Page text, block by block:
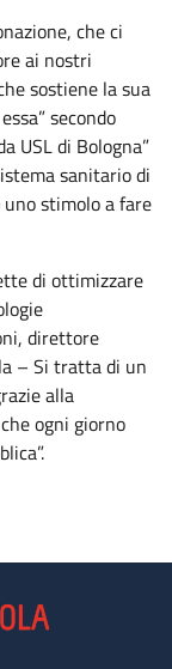
che ci
ai nostri
sostiene la sua
secondo
USL di Bologna”
sanitario di
stimolo a fare
di ottimizzare
direttore
– Si tratta di un
alla
ogni giorno